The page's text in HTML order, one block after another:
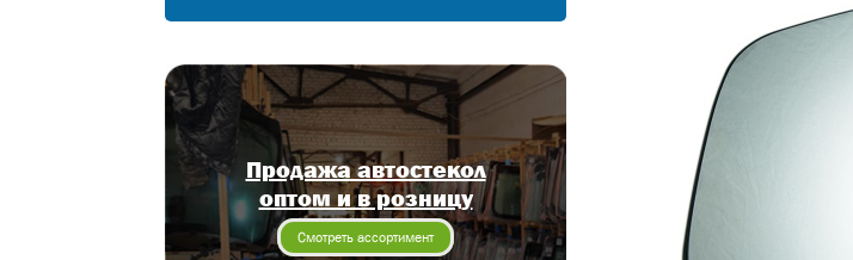
Продажа автостекол
оптом и в розницу
Смотреть ассортимент